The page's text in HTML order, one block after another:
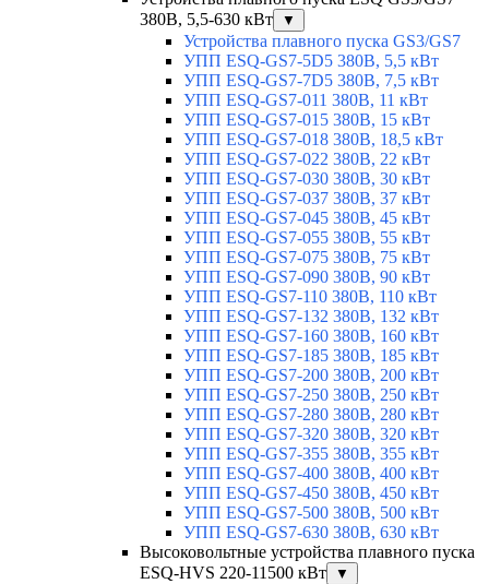
380В, 5,5-630 кВт
▼
Устройства плавного пуска GS3/GS7
УПП ESQ-GS7-5D5 380В, 5,5 кВт
УПП ESQ-GS7-7D5 380В, 7,5 кВт
УПП ESQ-GS7-011 380В, 11 кВт
УПП ESQ-GS7-015 380В, 15 кВт
УПП ESQ-GS7-018 380В, 18,5 кВт
УПП ESQ-GS7-022 380В, 22 кВт
УПП ESQ-GS7-030 380В, 30 кВт
УПП ESQ-GS7-037 380В, 37 кВт
УПП ESQ-GS7-045 380В, 45 кВт
УПП ESQ-GS7-055 380В, 55 кВт
УПП ESQ-GS7-075 380В, 75 кВт
УПП ESQ-GS7-090 380В, 90 кВт
УПП ESQ-GS7-110 380В, 110 кВт
УПП ESQ-GS7-132 380В, 132 кВт
УПП ESQ-GS7-160 380В, 160 кВт
УПП ESQ-GS7-185 380В, 185 кВт
УПП ESQ-GS7-200 380В, 200 кВт
УПП ESQ-GS7-250 380В, 250 кВт
УПП ESQ-GS7-280 380В, 280 кВт
УПП ESQ-GS7-320 380В, 320 кВт
УПП ESQ-GS7-355 380В, 355 кВт
УПП ESQ-GS7-400 380В, 400 кВт
УПП ESQ-GS7-450 380В, 450 кВт
УПП ESQ-GS7-500 380В, 500 кВт
УПП ESQ-GS7-630 380В, 630 кВт
Высоковольтные устройства плавного пуска
ESQ-HVS 220-11500 кВт
▼